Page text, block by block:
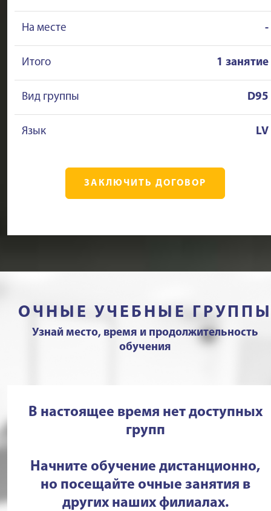
На месте -
Итого 1 занятие
Вид группы D95
Язык LV
ЗАКЛЮЧИТЬ ДОГОВОР
ОЧНЫЕ УЧЕБНЫЕ
Узнай место, время и продолжительность
обучения
В настоящее время нет доступных
групп
Начните обучение дистанционно,
но посещайте очные занятия в
других наших филиалах.